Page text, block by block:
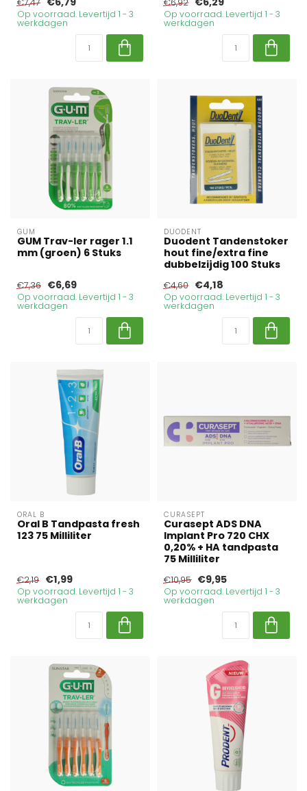
Op voorraad. Levertijd 1 - 3
werkdagen
Op voorraad. Levertijd 1 - 3
werkdagen
GUM
GUM Trav-ler rager 1.1
mm (groen) 6 Stuks
€7,36 €6,69
Op voorraad. Levertijd 1 - 3
werkdagen
DUODENT
Duodent Tandenstoker
hout fine/extra fine
dubbelzijdig 100 Stuks
€4,60 €4,18
Op voorraad. Levertijd 1 - 3
werkdagen
ORAL B
Oral B Tandpasta fresh
123 75 Milliliter
€2,19 €1,99
Op voorraad. Levertijd 1 - 3
werkdagen
CURASEPT
Curasept ADS DNA
Implant Pro 720 CHX
0,20% + HA tandpasta
75 Milliliter
€10,95 €9,95
Op voorraad. Levertijd 1 - 3
werkdagen